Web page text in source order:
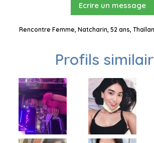
Ecrire un message
Rencontre Femme, Natcharin, 52 ans,
Profils